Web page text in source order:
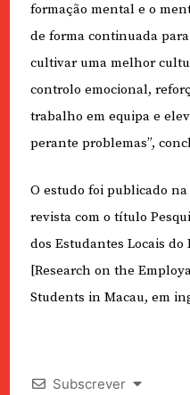
formação mental e o
de forma continuada
cultivar uma melhor
controlo emocional,
trabalho em equipa e
perante problemas”,
O estudo foi publicado
revista com o título
dos Estudantes Locais
[Research on the
Students in Macau, em
Subscrever